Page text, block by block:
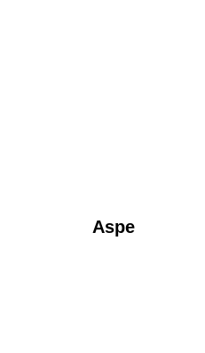
Aspe